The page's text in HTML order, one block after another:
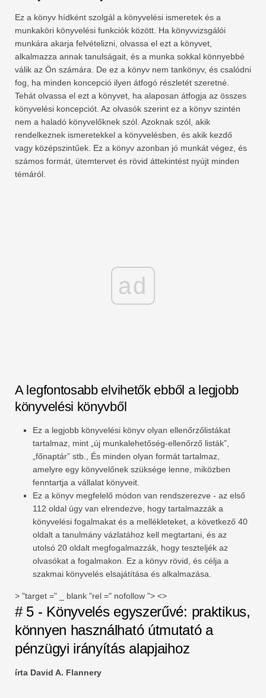
Ez a könyv hídként szolgál a könyvelési ismeretek és a
munkaköri könyvelési funkciók között. Ha könyvvizsgálói
munkára akarja felvételizni, olvassa el ezt a könyvet,
alkalmazza annak tanulságait, és a munka sokkal könnyebbé
válik az Ön számára. De ez a könyv nem tankönyv, és csalódni
fog, ha minden koncepció ilyen átfogó részletét szeretné.
Tehát olvassa el ezt a könyvet, ha alaposan átfogja az összes
könyvelési koncepciót. Az olvasók szerint ez a könyv szintén
nem a haladó könyvelőknek szól. Azoknak szól, akik
rendelkeznek ismeretekkel a könyvelésben, és akik kezdő
vagy középszintűek. Ez a könyv azonban jó munkát végez, és
számos formát, ütemtervet és rövid áttekintést nyújt minden
témáról.
ad
A legfontosabb elvihetők ebből a legjobb
könyvelési könyvből
Ez a legjobb könyvelési könyv olyan ellenőrzőlistákat
tartalmaz, mint „új munkalehetőség-ellenőrző listák”,
„főnaptár” stb., És minden olyan formát tartalmaz,
amelyre egy könyvelőnek szüksége lenne, miközben
fenntartja a vállalat könyveit.
Ez a könyv megfelelő módon van rendszerezve - az első
112 oldal úgy van elrendezve, hogy tartalmazzák a
könyvelési fogalmakat és a mellékleteket, a következő 40
oldalt a tanulmány vázlatához kell megtartani, és az
utolsó 20 oldalt megfogalmazzák, hogy teszteljék az
olvasókat a fogalmakon. Ez a könyv rövid, és célja a
szakmai könyvelés elsajátítása és alkalmazása.
> "target =" _ blank "rel =" nofollow "> <>
# 5 - Könyvelés egyszerűvé: praktikus,
könnyen használható útmutató a
pénzügyi irányítás alapjaihoz
írta David A. Flannery